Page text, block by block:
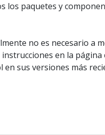
los paquetes y
no es necesario a
en la
sus versiones más